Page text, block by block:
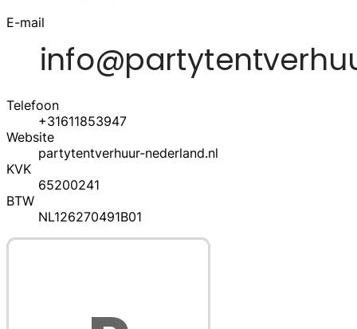
E-mail
Telefoon
+31611853947
Website
partytentverhuur-nederland.nl
KVK
65200241
BTW
NL126270491B01